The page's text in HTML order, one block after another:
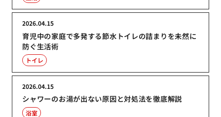
育児中の家庭で多発する節水トイレの詰まりを未然に
防ぐ生活術
2026.04.15
トイレ
シャワーのお湯が出ない原因と対処法を徹底解説
2026.04.15
浴室